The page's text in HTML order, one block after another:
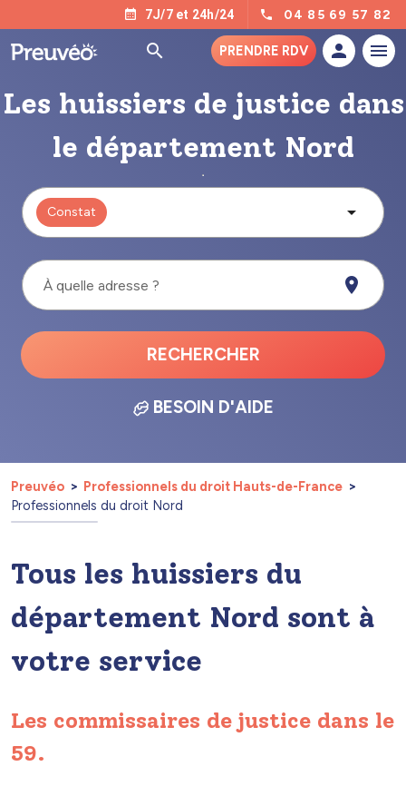
7J/7 et 24h/24 04 85 69 57 82
PRENDRE RDV
Les huissiers de justice dans
le département Nord
Constat
À quelle adresse ?
RECHERCHER
BESOIN D'AIDE
Preuvéo
Professionnels du droit Hauts-de-France
Professionnels du droit Nord
Tous les huissiers du
département Nord sont à
votre service
Les commissaires de justice dans le
59.